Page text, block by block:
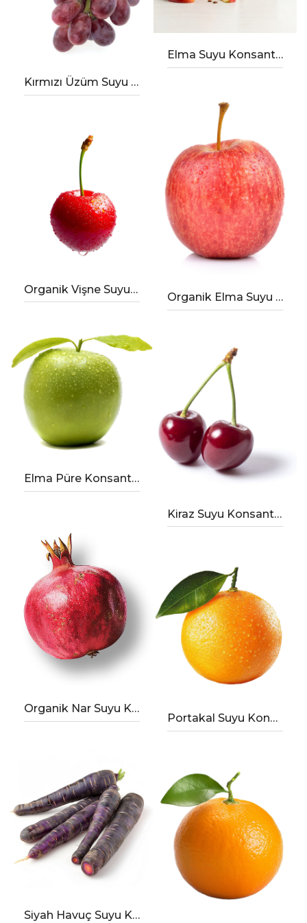
Kırmızı Üzüm Suyu Konsantresi
Elma Suyu Konsantresi
Organik Elma Suyu Konsantresi
Organik Vişne Suyu Konsantresi
Elma Püre Konsantresi
Kiraz Suyu Konsantresi
Organik Nar Suyu Konsantresi
Portakal Suyu Konsantresi
Siyah Havuç Suyu Konsantresi